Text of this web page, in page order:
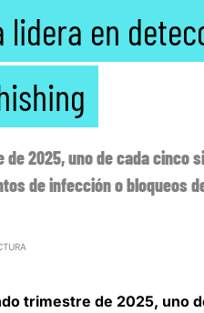
lidera en
2025, uno de cada cinco
de infección o bloqueos
trimestre de 2025, uno